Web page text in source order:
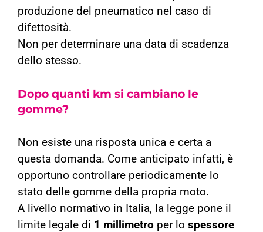
produzione del pneumatico nel caso di
difettosità.
Non per determinare una data di scadenza
dello stesso.
Dopo quanti km si cambiano le
gomme?
Non esiste una risposta unica e certa a
questa domanda. Come anticipato infatti, è
opportuno controllare periodicamente lo
stato delle gomme della propria moto.
A livello normativo in Italia, la legge pone il
limite legale di 1 millimetro per lo spessore